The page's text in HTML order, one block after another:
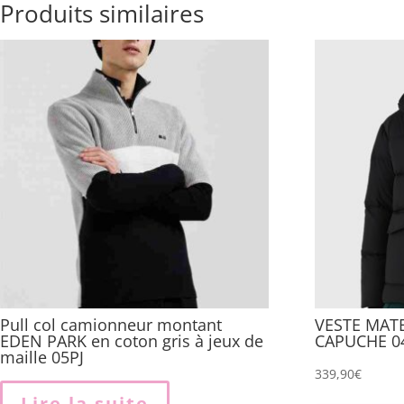
Produits similaires
Pull col camionneur montant
EDEN PARK en coton gris à jeux de
maille 05PJ
VESTE
CAPUCHE
339,90€